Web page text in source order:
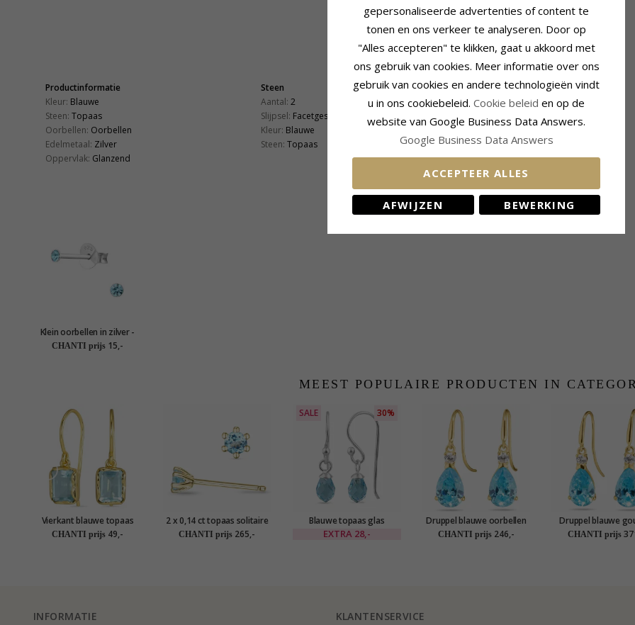
Productinformatie
Kleur: Blauwe
Steen: Topaas
Oorbellen: Oorbellen
Edelmetaal: Zilver
Oppervlak: Glanzend
Steen
Aantal: 2
Slijpsel: Facetgeslepen
Kleur: Blauwe
Steen: Topaas
Afmeting
Lengte Incl. Haakje: 34,0 mm
Breedte:
18,0 mm
KLANTEN KOPEN OOK
Klein oorbellen in zilver -
Little Ones
CHANTI prijs 15,-
MEEST POPULAIRE PRODUCTEN IN
Vierkant blauwe topaas
oorbellen in verguld zilver -
Loom Stones
CHANTI prijs 49,-
2 x 0,14 ct topaas solitaire
oorbel in 9 karaat goud
met topaas
CHANTI prijs 265,-
SALE 30%
Blauwe topaas glas
oorhanger in zilver - Loom
EXTRA 28,-
Druppel blauwe oorbellen
in 9 karaat goud met
zirkoon en syntetische
CHANTI prijs 246,-
Druppel blauwe
oorbellen in 14
met syntetische
CHANTI prijs
INFORMATIE KLANTENSERVICE
gepersonaliseerde advertenties of content te
tonen en ons verkeer te analyseren. Door op
"Alles accepteren" te klikken, gaat u akkoord met
ons gebruik van cookies. Meer informatie over ons
gebruik van cookies en andere technologieën vindt
u in ons cookiebeleid. Cookie beleid en op de
website van Google Business Data Answers.
Google Business Data Answers
ACCEPTEER ALLES
AFWIJZEN BEWERKING